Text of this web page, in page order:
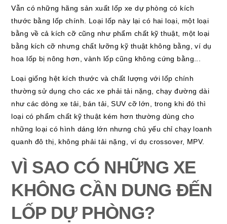
Vẫn có những hãng sản xuất lốp xe dự phòng có kích
thước bằng lốp chính. Loại lốp này lại có hai loại, một loại
bằng về cả kích cỡ cũng như phẩm chất kỹ thuật, một loại
bằng kích cỡ nhưng chất lưỡng kỹ thuật không bằng, ví dụ
hoa lốp bị nông hơn, vành lốp cũng không cứng bằng...
Loại giống hệt kích thước và chất lượng với lốp chính
thường sử dụng cho các xe phải tải nặng, chạy đường dài
như các dòng xe tải, bán tải, SUV cỡ lớn, trong khi đó thì
loại có phẩm chất kỹ thuật kém hơn thường dùng cho
những loại có hình dáng lớn nhưng chủ yếu chỉ chạy loanh
quanh đô thị, không phải tải nặng, ví dụ crossover, MPV.
VÌ SAO CÓ NHỮNG XE
KHÔNG CẦN DUNG ĐẾN
LỐP DỰ PHÒNG?